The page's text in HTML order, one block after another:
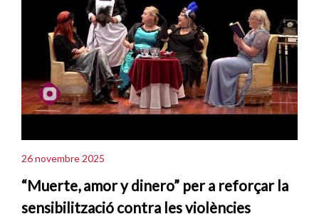
26 novembre 2025
“Muerte, amor y dinero” per a reforçar la
sensibilització contra les violències